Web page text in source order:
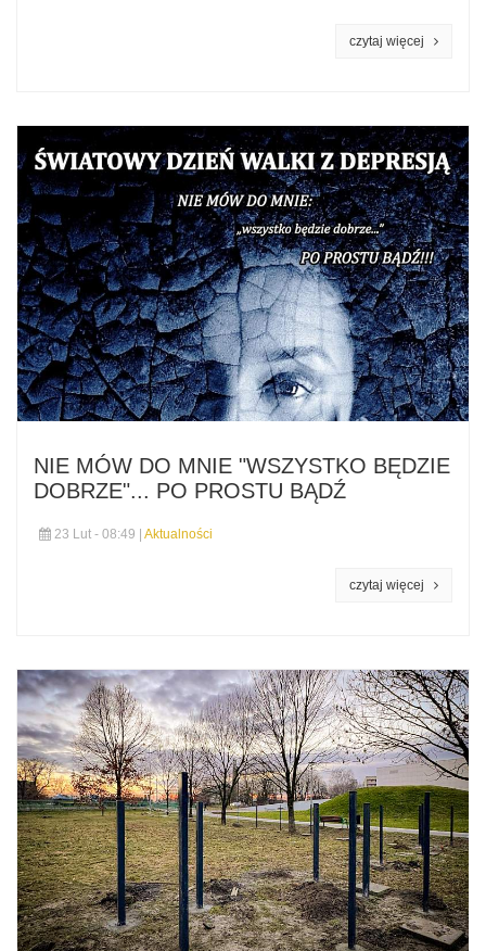
NIE MÓW DO MNIE "WSZYSTKO BĘDZIE
DOBRZE"... PO PROSTU BĄDŹ
23 Lut - 08:49 | Aktualności